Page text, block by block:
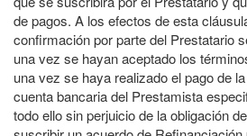
de pagos. A los efectos de esta
confirmación por parte del Prestatario
una vez se hayan aceptado los
una vez se haya realizado el pago de
cuenta bancaria del Prestamista
todo ello sin perjuicio de la obligación